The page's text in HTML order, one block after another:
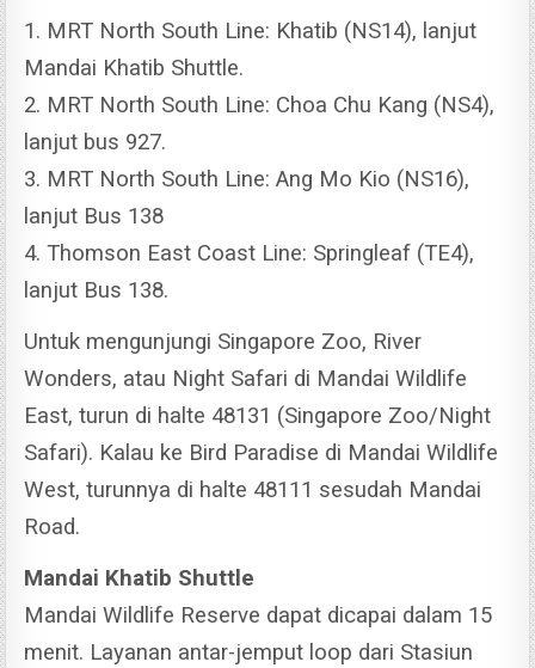
1. MRT North South Line: Khatib (NS14), lanjut
Mandai Khatib Shuttle.
2. MRT North South Line: Choa Chu Kang (NS4),
lanjut bus 927.
3. MRT North South Line: Ang Mo Kio (NS16),
lanjut Bus 138
4. Thomson East Coast Line: Springleaf (TE4),
lanjut Bus 138.
Untuk mengunjungi Singapore Zoo, River
Wonders, atau Night Safari di Mandai Wildlife
East, turun di halte 48131 (Singapore Zoo/Night
Safari). Kalau ke Bird Paradise di Mandai Wildlife
West, turunnya di halte 48111 sesudah Mandai
Road.
Mandai Khatib Shuttle
Mandai Wildlife Reserve dapat dicapai dalam 15
menit. Layanan antar-jemput loop dari Stasiun